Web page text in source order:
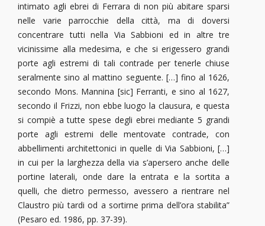
intimato agli ebrei di Ferrara di non più abitare sparsi
nelle varie parrocchie della città, ma di doversi
concentrare tutti nella Via Sabbioni ed in altre tre
vicinissime alla medesima, e che si erigessero grandi
porte agli estremi di tali contrade per tenerle chiuse
seralmente sino al mattino seguente. […] fino al 1626,
secondo Mons. Mannina [sic] Ferranti, e sino al 1627,
secondo il Frizzi, non ebbe luogo la clausura, e questa
si compiè a tutte spese degli ebrei mediante 5 grandi
porte agli estremi delle mentovate contrade, con
abbellimenti architettonici in quelle di Via Sabbioni, […]
in cui per la larghezza della via s’apersero anche delle
portine laterali, onde dare la entrata e la sortita a
quelli, che dietro permesso, avessero a rientrare nel
Claustro più tardi od a sortirne prima dell’ora stabilita”
(Pesaro ed. 1986, pp. 37-39).